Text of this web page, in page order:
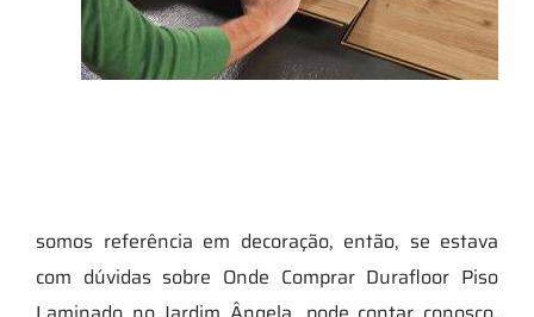
somos referência em decoração, então, se estava
com dúvidas sobre Onde Comprar Durafloor Piso